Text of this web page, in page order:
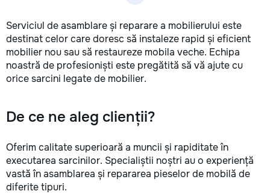
Serviciul de asamblare și reparare a mobilierului este
destinat celor care doresc să instaleze rapid și eficient
mobilier nou sau să restaureze mobila veche. Echipa
noastră de profesioniști este pregătită să vă ajute cu
orice sarcini legate de mobilier.
De ce ne aleg clienții?
Oferim calitate superioară a muncii și rapiditate în
executarea sarcinilor. Specialiștii noștri au o experiență
vastă în asamblarea și repararea pieselor de mobilă de
diferite tipuri.